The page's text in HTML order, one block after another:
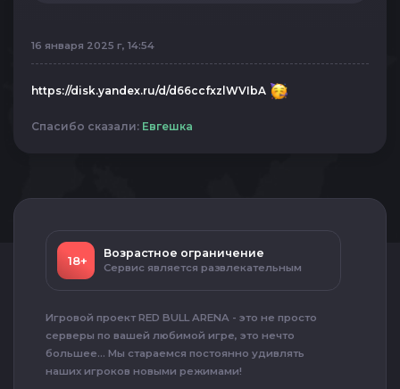
16 января 2025 г, 14:54
https://disk.yandex.ru/d/d66ccfxzlWVIbA
Спасибо сказали: Евгешка
18+
Возрастное ограничение
Сервис является развлекательным
Игровой проект RED BULL ARENA - это не просто
серверы по вашей любимой игре, это нечто
большее... Мы стараемся постоянно удивлять
наших игроков новыми режимами!